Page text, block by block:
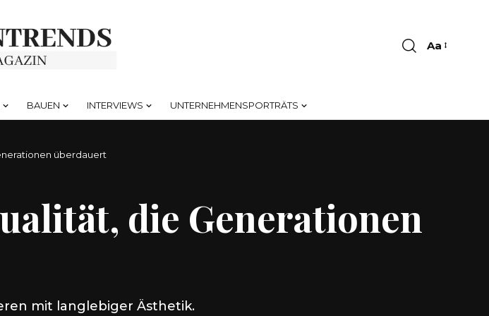
Font
Aa
BAUEN INTERVIEWS UNTERNEHMENSPORTRÄTS
überdauert
die Generationen
mit langlebiger Ästhetik.